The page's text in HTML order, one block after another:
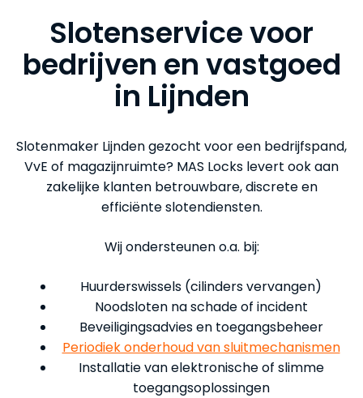
Slotenservice voor
bedrijven en vastgoed
in Lijnden
Slotenmaker Lijnden gezocht voor een bedrijfspand,
VvE of magazijnruimte? MAS Locks levert ook aan
zakelijke klanten betrouwbare, discrete en
efficiënte slotendiensten.
Wij ondersteunen o.a. bij:
Huurderswissels (cilinders vervangen)
Noodsloten na schade of incident
Beveiligingsadvies en toegangsbeheer
Periodiek onderhoud van sluitmechanismen
Installatie van elektronische of slimme
toegangsoplossingen